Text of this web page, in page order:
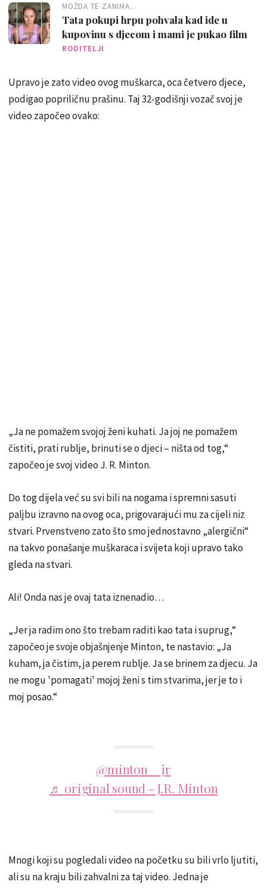
MOŽDA TE ZANIMA...
Tata pokupi hrpu pohvala kad ide u
kupovinu s djecom i mami je pukao film
RODITELJI
Upravo je zato video ovog muškarca, oca četvero djece,
podigao popriličnu prašinu. Taj 32-godišnji vozač svoj je
video započeo ovako:
„Ja ne pomažem svojoj ženi kuhati. Ja joj ne pomažem
čistiti, prati rublje, brinuti se o djeci – ništa od tog,“
započeo je svoj video J. R. Minton.
Do tog dijela već su svi bili na nogama i spremni sasuti
paljbu izravno na ovog oca, prigovarajući mu za cijeli niz
stvari. Prvenstveno zato što smo jednostavno „alergični“
na takvo ponašanje muškaraca i svijeta koji upravo tako
gleda na stvari.
Ali! Onda nas je ovaj tata iznenadio…
„Jer ja radim ono što trebam raditi kao tata i suprug,“
započeo je svoje objašnjenje Minton, te nastavio: „Ja
kuham, ja čistim, ja perem rublje. Ja se brinem za djecu. Ja
ne mogu 'pomagati' mojoj ženi s tim stvarima, jer je to i
moj posao.“
@minton__jr
♬ original sound - J.R. Minton
Mnogi koji su pogledali video na početku su bili vrlo ljutiti,
ali su na kraju bili zahvalni za taj video. Jedna je